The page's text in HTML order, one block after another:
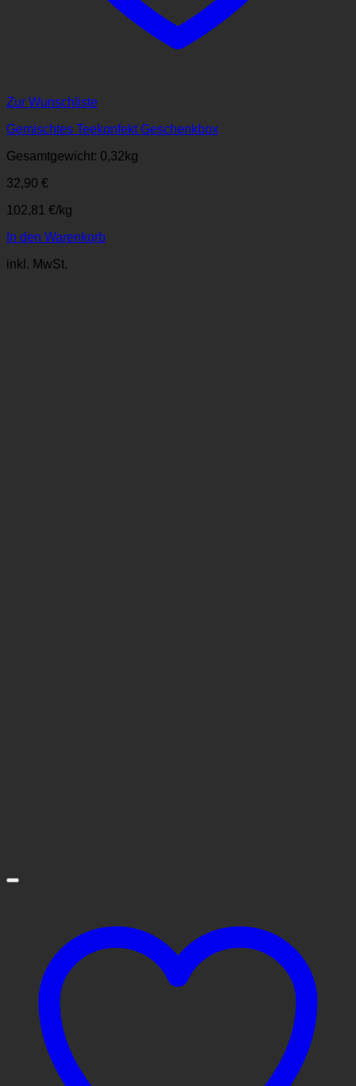
Zur Wunschliste
Gemischtes Teekonfekt Geschenkbox
Gesamtgewicht: 0,32 kg
32,90 €
102,81 €/kg
In den Warenkorb
inkl. MwSt.